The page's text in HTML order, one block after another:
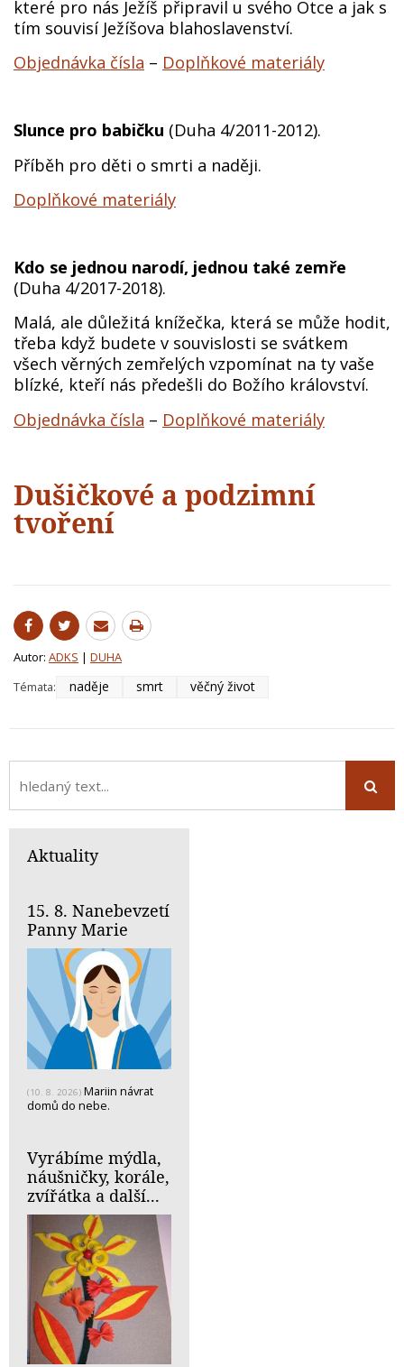
které pro nás Ježíš připravil u svého Otce a jak s
tím souvisí Ježíšova blahoslavenství.
Objednávka čísla – Doplňkové materiály
Slunce pro babičku (Duha 4/2011-2012).
Příběh pro děti o smrti a naději.
Doplňkové materiály
Kdo se jednou narodí, jednou také zemře
(Duha 4/2017-2018).
Malá, ale důležitá knížečka, která se může hodit,
třeba když budete v souvislosti se svátkem
všech věrných zemřelých vzpomínat na ty vaše
blízké, kteří nás předešli do Božího království.
Objednávka čísla – Doplňkové materiály
Dušičkové a podzimní
tvoření
Autor: ADKS | DUHA
Témata:
naděje smrt věčný život
Aktuality
15. 8. Nanebevzetí
Panny Marie
(10. 8. 2026) Mariin návrat
domů do nebe.
Vyrábíme mýdla,
náušničky, korále,
zvířátka a další...